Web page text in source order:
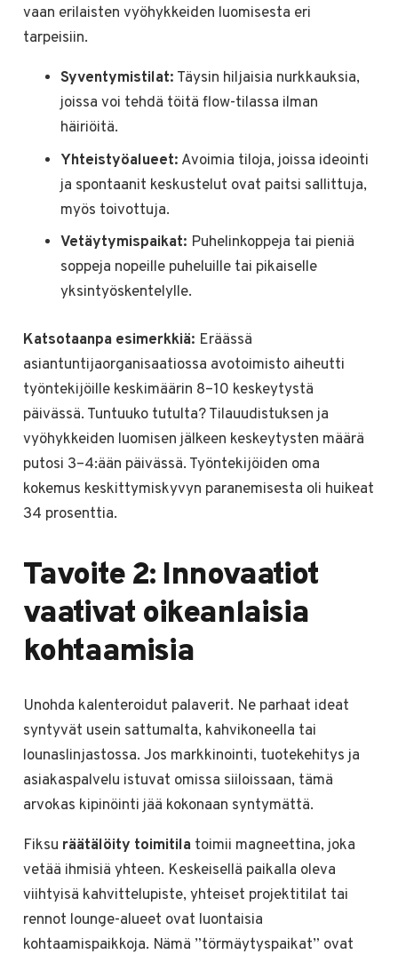
vaan erilaisten vyöhykkeiden luomisesta eri
tarpeisiin.
Syventymistilat: Täysin hiljaisia nurkkauksia,
joissa voi tehdä töitä flow-tilassa ilman
häiriöitä.
Yhteistyöalueet: Avoimia tiloja, joissa ideointi
ja spontaanit keskustelut ovat paitsi sallittuja,
myös toivottuja.
Vetäytymispaikat: Puhelinkoppeja tai pieniä
soppeja nopeille puheluille tai pikaiselle
yksintyöskentelylle.
Katsotaanpa esimerkkiä: Eräässä
asiantuntijaorganisaatiossa avotoimisto aiheutti
työntekijöille keskimäärin 8–10 keskeytystä
päivässä. Tuntuuko tutulta? Tilauudistuksen ja
vyöhykkeiden luomisen jälkeen keskeytysten määrä
putosi 3–4:ään päivässä. Työntekijöiden oma
kokemus keskittymiskyvyn paranemisesta oli huikeat
34 prosenttia.
Tavoite 2: Innovaatiot
vaativat oikeanlaisia
kohtaamisia
Unohda kalenteroidut palaverit. Ne parhaat ideat
syntyvät usein sattumalta, kahvikoneella tai
lounaslinjastossa. Jos markkinointi, tuotekehitys ja
asiakaspalvelu istuvat omissa siiloissaan, tämä
arvokas kipinöinti jää kokonaan syntymättä.
Fiksu räätälöity toimitilatoimii magneettina, joka
vetää ihmisiä yhteen. Keskeisellä paikalla oleva
viihtyisä kahvittelupiste, yhteiset projektitilat tai
rennot lounge-alueet ovat luontaisia
kohtaamispaikkoja. Nämä ”törmäytyspaikat” ovat